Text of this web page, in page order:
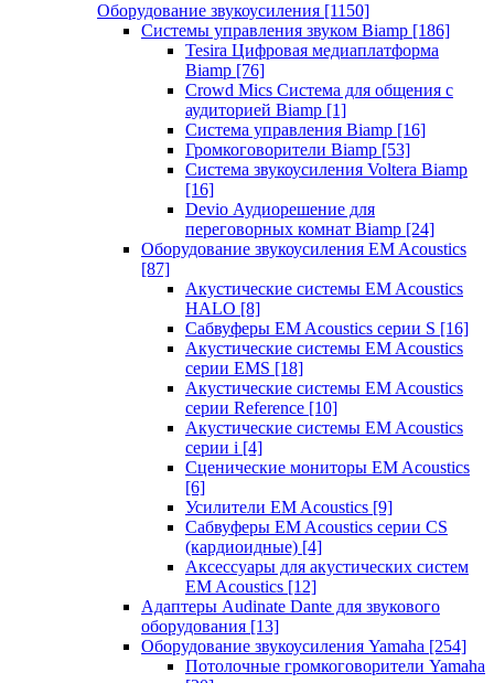
Оборудование звукоусиления [1150]
Системы управления звуком Biamp [186]
Tesira Цифровая медиаплатформа
Biamp [76]
Crowd Mics Система для общения с
аудиторией Biamp [1]
Система управления Biamp [16]
Громкоговорители Biamp [53]
Система звукоусиления Voltera Biamp
[16]
Devio Аудиорешение для
переговорных комнат Biamp [24]
Оборудование звукоусиления EM Acoustics
[87]
Акустические системы EM Acoustics
HALO [8]
Сабвуферы EM Acoustics серии S [16]
Акустические системы EM Acoustics
серии EMS [18]
Акустические системы EM Acoustics
серии Reference [10]
Акустические системы EM Acoustics
серии i [4]
Сценические мониторы EM Acoustics
[6]
Усилители EM Acoustics [9]
Сабвуферы EM Acoustics серии CS
(кардиоидные) [4]
Аксессуары для акустических систем
EM Acoustics [12]
Адаптеры Audinate Dante для звукового
оборудования [13]
Оборудование звукоусиления Yamaha [254]
Потолочные громкоговорители Yamaha